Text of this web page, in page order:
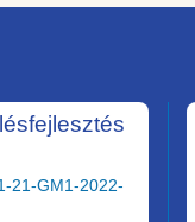
21-GM1-2022-